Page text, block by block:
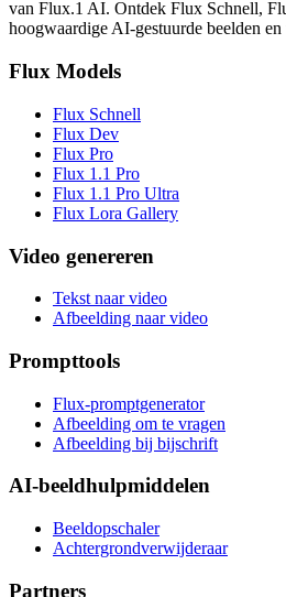
van Flux.1 AI. Ontdek Flux Schnell,
hoogwaardige AI-gestuurde beelden en
Flux Models
Flux Schnell
Flux Dev
Flux Pro
Flux 1.1 Pro
Flux 1.1 Pro Ultra
Flux Lora Gallery
Video genereren
Tekst naar video
Afbeelding naar video
Prompttools
Flux-promptgenerator
Afbeelding om te vragen
Afbeelding bij bijschrift
AI-beeldhulpmiddelen
Beeldopschaler
Achtergrondverwijderaar
Partners